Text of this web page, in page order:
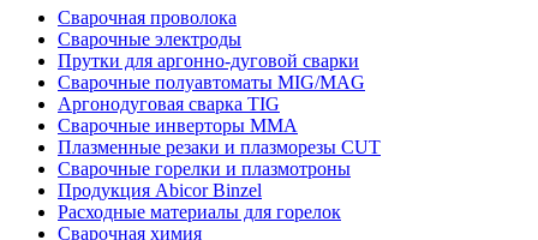
Сварочная проволока
Сварочные электроды
Прутки для аргонно-дуговой сварки
Сварочные полуавтоматы MIG/MAG
Аргонодуговая сварка TIG
Сварочные инверторы MMA
Плазменные резаки и плазморезы CUT
Сварочные горелки и плазмотроны
Продукция Abicor Binzel
Расходные материалы для горелок
Сварочная химия